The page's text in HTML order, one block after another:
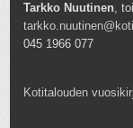
Tarkko Nuutinen,
045 1966 077
Kotitalouden